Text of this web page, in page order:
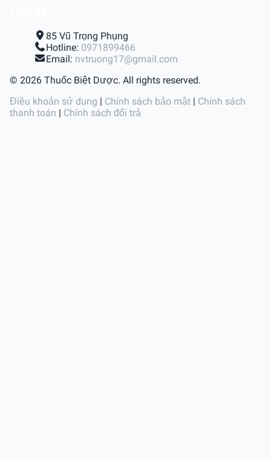
85 Vũ Trọng Phụng
Hotline: 0971899466
Email: nvtruong17@gmail.com
© 2026 Thuốc Biệt Dược. All rights reserved.
Điều khoản sử dụng | Chính sách bảo mật | Chính sách
thanh toán | Chính sách đổi trả